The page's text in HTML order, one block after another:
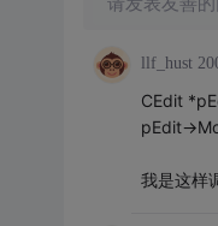
llf_hust
CEdit
pEdit-
我是这样